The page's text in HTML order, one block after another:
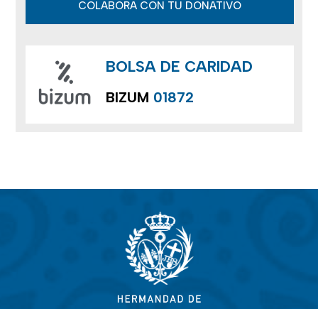
COLABORA CON TU DONATIVO
BOLSA DE CARIDAD
BIZUM 01872